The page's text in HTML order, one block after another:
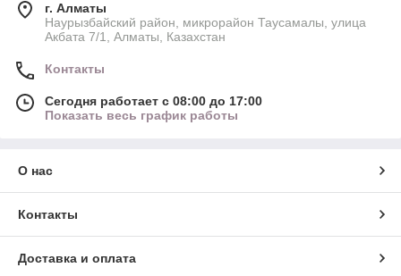
г. Алматы
Наурызбайский район, микрорайон Таусамалы, улица
Акбата 7/1, Алматы, Казахстан
Контакты
Сегодня работает с 08:00 до 17:00
Показать весь график работы
О нас
Контакты
Доставка и оплата